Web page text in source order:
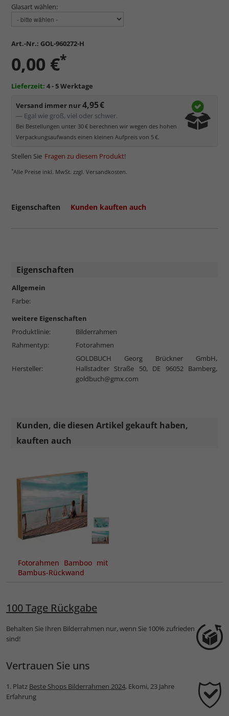
Glasart wählen:
Art.-Nr.: GOL-960272-H
0,00 €*
Lieferzeit: 4 - 5 Werktage
Versand immer nur4,95 €
— Egal wie groß, viel oder schwer.
Bei Bestellungen unter 30 € berechnen wir wegen des hohen
Verpackungsaufwands einen kleinen Aufpreis von 5 €.
Stellen Sie Fragen zu diesem Produkt!
*Alle Preise inkl. MwSt. zzgl. Versandkosten.
Eigenschaften Kunden kauften auch
Eigenschaften
Allgemein
Farbe:
weitere Eigenschaften
Produktlinie:
Bilderrahmen
Rahmentyp:
Fotorahmen
Hersteller:
GOLDBUCH Georg Brückner GmbH,
Hallstadter Straße 50, DE 96052 Bamberg,
goldbuch@gmx.com
Kunden, die diesen Artikel gekauft haben,
kauften auch
Fotorahmen Bamboo mit
Bambus-Rückwand
100 Tage Rückgabe
Behalten Sie Ihren Bilderrahmen nur, wenn Sie 100% zufrieden
sind!
Vertrauen Sie uns
1. Platz Beste Shops Bilderrahmen 2024, Ekomi, 23 Jahre
Erfahrung